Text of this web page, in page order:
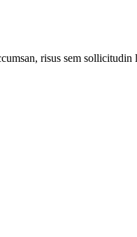
risus sem sollicitudin